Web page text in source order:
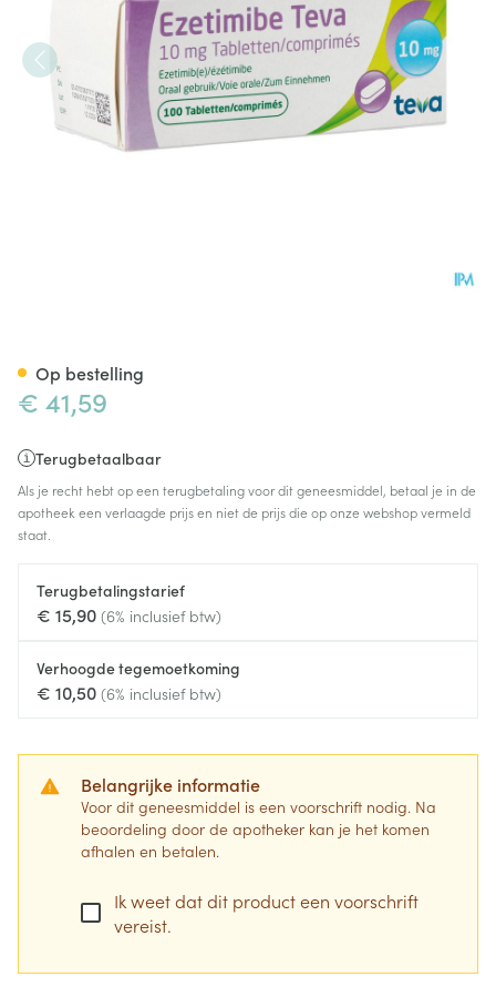
€ 41,59
Terugbetaalbaar
Als je recht hebt op een terugbetaling voor dit geneesmiddel, betaal je in de
apotheek een verlaagde prijs en niet de prijs die op onze webshop vermeld
staat.
Terugbetalingstarief
€ 15,90 (6% inclusief btw)
Verhoogde tegemoetkoming
€ 10,50 (6% inclusief btw)
Belangrijke informatie
Voor dit geneesmiddel is een voorschrift nodig. Na
beoordeling door de apotheker kan je het komen
afhalen en betalen.
Ik weet dat dit product een voorschrift
vereist.
Op bestelling